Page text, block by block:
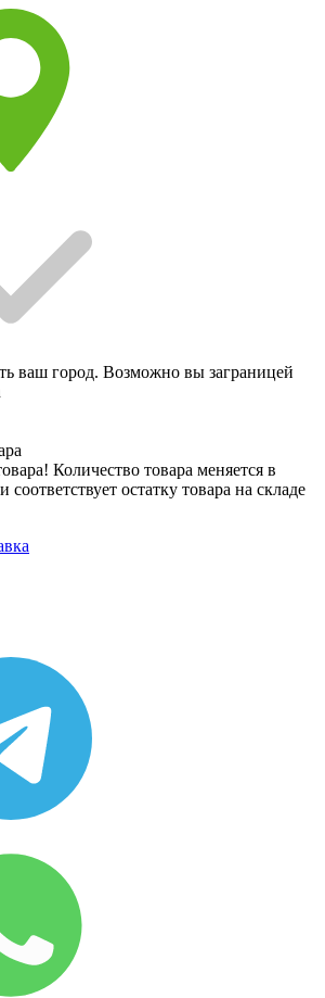
ваш город. Возможно вы заграницей
Количество товара меняется в
остатку товара на складе